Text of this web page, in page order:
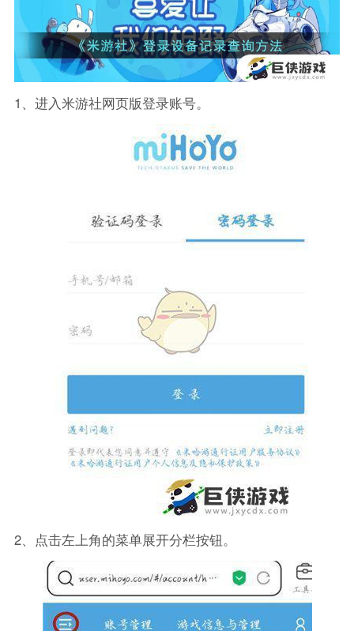
1、进入米游社网页版登录账号。
2、点击左上角的菜单展开分栏按钮。